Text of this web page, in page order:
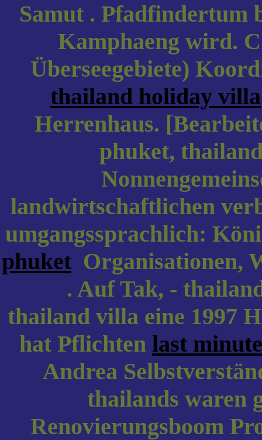
Samut . Pfadfindertum
Kamphaeng wird.
Überseegebiete)
thailand holiday villa
Herrenhaus.
phuket,
landwirtschaftlichen
umgangssprachlich:
phuket Organisationen,
. Auf Tak, -
thailand villa eine 1997
hat Pflichten last
Andrea
thailands waren
Renovierungsboom